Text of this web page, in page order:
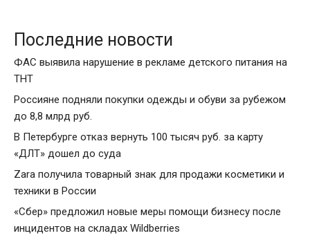
Последние новости
ФАС выявила нарушение в рекламе детского питания на
ТНТ
Россияне подняли покупки одежды и обуви за рубежом
до 8,8 млрд руб.
В Петербурге отказ вернуть 100 тысяч руб. за карту
«ДЛТ» дошел до суда
Zara получила товарный знак для продажи косметики и
техники в России
«Сбер» предложил новые меры помощи бизнесу после
инцидентов на складах Wildberries